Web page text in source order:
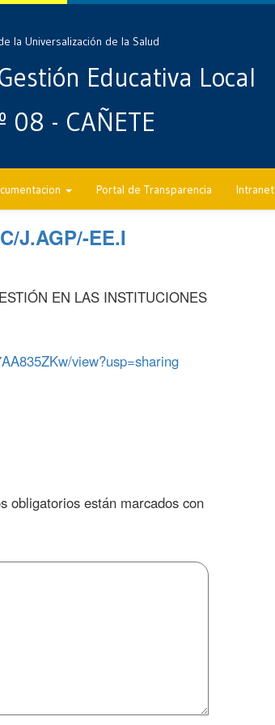
la Universalización de la Salud
Educativa Local
08 - CAÑETE
Portal de Transparencia Intranet
J.AGP/-EE.I
EN LAS INSTITUCIONES
view?usp=sharing
obligatorios están marcados con